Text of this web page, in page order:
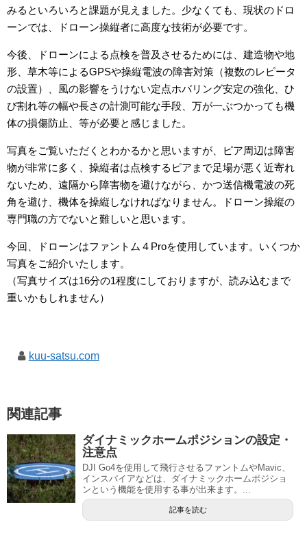
みるといろいろと課題が見えました。少なくても、現状のドロ
ーンでは、ドローン操縦者に高度な技術が必要です。
今後、ドローンによる点検を普及させるためには、建造物や地
形、草木等によるGPSや操縦電波の障害対策（複数のレピータ
の設置）、風の影響をうけない定点ホバリング安定の強化、ひ
び割れ等の幅や長さの計測可能な手段、万が一ぶつかっても機
体の損傷防止、等が必要と感じました。
写真をご覧いただくとわかるかと思いますが、ピア周辺は障害
物が非常に多く、操縦者は点検するピアまで足場が悪く近寄れ
ないため、遠隔から障害物を避けながら、かつ送信機電波の死
角を避け、機体を操縦しなければなりません。ドローン操縦の
専門職の方でないと難しいと思います。
今回、ドローンはファントム４Proを使用しています。いくつか
写真をご紹介いたします。
（写真サイズは16分の1程度にしておりますが、読み込むまで
重いかもしれません）
kuu-satsu.com
関連記事
ダイナミックホームポジションの設定・
注意点
DJI Go4を使用して飛行させるファントムやMavic、
インスパイアなどは、ダイナミックホームポジショ
ンという機能を使用する事が出来ます。...
記事を読む